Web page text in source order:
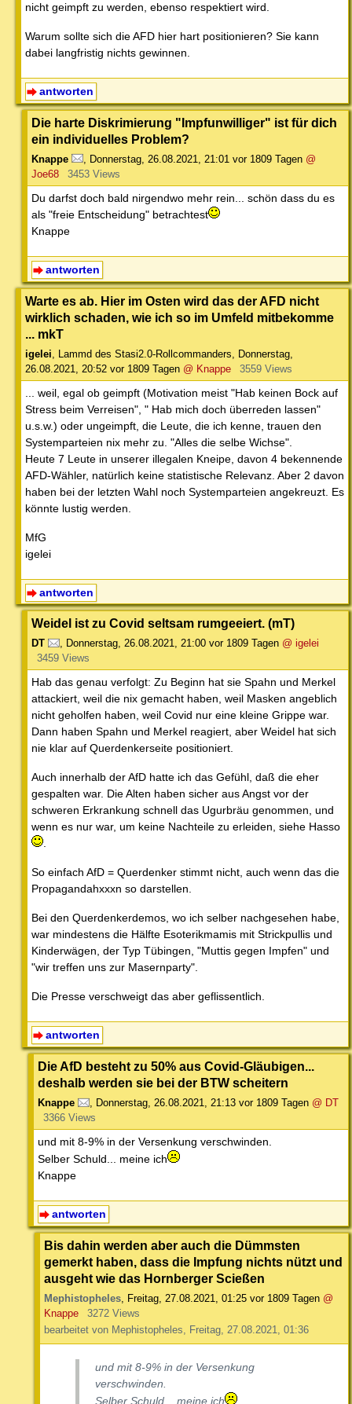
nicht geimpft zu werden, ebenso respektiert wird.
Warum sollte sich die AFD hier hart positionieren? Sie kann
dabei langfristig nichts gewinnen.
antworten
Die harte Diskrimierung "Impfunwilliger" ist für dich
ein individuelles Problem?
Knappe Donnerstag, 26.08.2021, 21:01 vor 1809 Tagen @
Joe68
3453 Views
Du darfst doch bald nirgendwo mehr rein... schön dass du es
als "freie Entscheidung" betrachtest
Knappe
antworten
Warte es ab. Hier im Osten wird das der AFD nicht
wirklich schaden, wie ich so im Umfeld mitbekomme
... mkT
igelei Lammd des Stasi2.0-Rollcommanders
Donnerstag,
26.08.2021, 20:52 vor 1809 Tagen @ Knappe 3559 Views
... weil, egal ob geimpft (Motivation meist "Hab keinen Bock auf
Stress beim Verreisen", " Hab mich doch überreden lassen"
u.s.w.) oder ungeimpft, die Leute, die ich kenne, trauen den
Systemparteien nix mehr zu. "Alles die selbe Wichse".
Heute 7 Leute in unserer illegalen Kneipe, davon 4 bekennende
AFD-Wähler, natürlich keine statistische Relevanz. Aber 2 davon
haben bei der letzten Wahl noch Systemparteien angekreuzt. Es
könnte lustig werden.
MfG
igelei
antworten
Weidel ist zu Covid seltsam rumgeeiert. (mT)
DT , Donnerstag, 26.08.2021, 21:00 vor 1809 Tagen @ igelei
3459 Views
Hab das genau verfolgt: Zu Beginn hat sie Spahn und Merkel
attackiert, weil die nix gemacht haben, weil Masken angeblich
nicht geholfen haben, weil Covid nur eine kleine Grippe war.
Dann haben Spahn und Merkel reagiert, aber Weidel hat sich
nie klar auf Querdenkerseite positioniert.
Auch innerhalb der AfD hatte ich das Gefühl, daß die eher
gespalten war. Die Alten haben sicher aus Angst vor der
schweren Erkrankung schnell das Ugurbräu genommen, und
wenn es nur war, um keine Nachteile zu erleiden, siehe Hasso
.
So einfach AfD = Querdenker stimmt nicht, auch wenn das die
Propagandahxxxn so darstellen.
Bei den Querdenkerdemos, wo ich selber nachgesehen habe,
war mindestens die Hälfte Esoterikmamis mit Strickpullis und
Kinderwägen, der Typ Tübingen, "Muttis gegen Impfen" und
"wir treffen uns zur Masernparty".
Die Presse verschweigt das aber geflissentlich.
antworten
Die AfD besteht zu 50% aus Covid-Gläubigen...
deshalb werden sie bei der BTW scheitern
Knappe , Donnerstag, 26.08.2021, 21:13 vor 1809 Tagen @ DT
3366 Views
und mit 8-9% in der Versenkung verschwinden.
Selber Schuld... meine ich
Knappe
antworten
Bis dahin werden aber auch die Dümmsten
gemerkt haben, dass die Impfung nichts nützt und
ausgeht wie das Hornberger Scießen
Mephistopheles, Freitag, 27.08.2021, 01:25 vor 1809 Tagen @
Knappe
3272 Views
bearbeitet von Mephistopheles, Freitag, 27.08.2021, 01:36
und mit 8-9% in der Versenkung
verschwinden.
Selber Schuld... meine ich